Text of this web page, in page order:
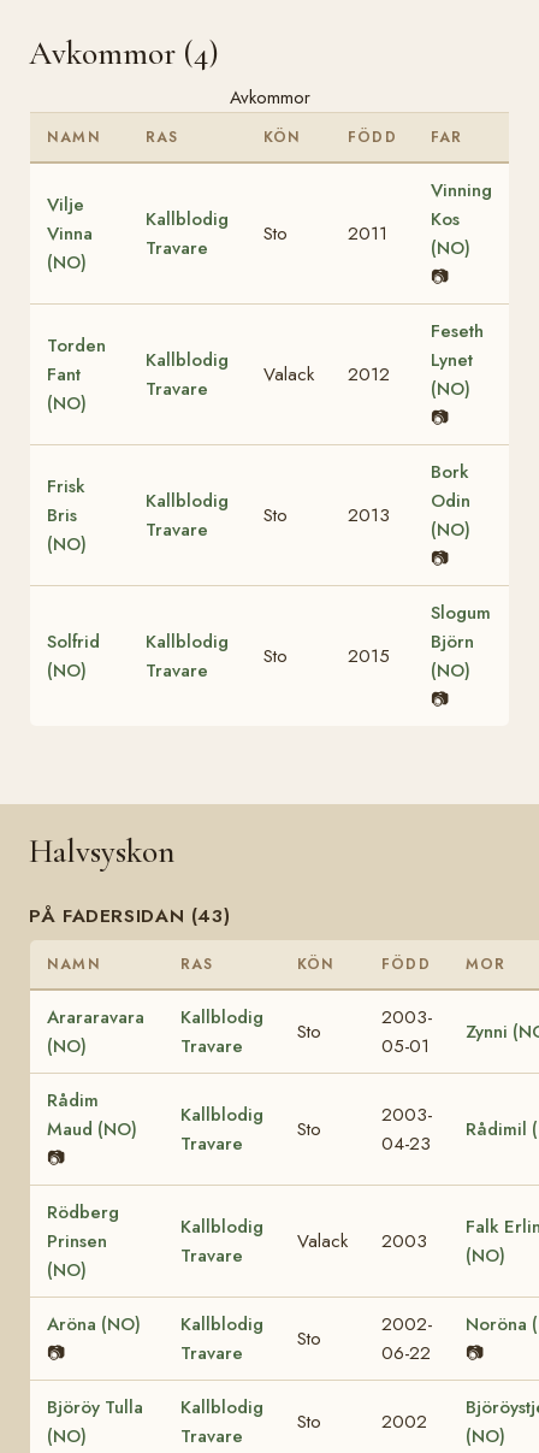
Avkommor (4)
Avkommor
NAMN RAS KÖN FÖDD FAR
Vilje
Vinna
(NO)
Kallblodig
Travare
Sto 2011
Vinning
Kos
(NO)
📷
Torden
Fant
(NO)
Kallblodig
Travare
Valack 2012
Feseth
Lynet
(NO)
📷
Frisk
Bris
(NO)
Kallblodig
Travare
Sto 2013
Bork
Odin
(NO)
📷
Solfrid
(NO)
Kallblodig
Travare
Sto 2015
Slogum
Björn
(NO)
📷
Halvsyskon
PÅ FADERSIDAN (43)
NAMN RAS KÖN FÖDD MOR
Arararavara
(NO)
Kallblodig
Travare
Sto
2003-
05-01
Zynni
Rådim
Maud (NO)
📷
Kallblodig
Travare
Sto
2003-
04-23
Rådimil
Rödberg
Prinsen
(NO)
Kallblodig
Travare
Valack 2003
Falk
(NO)
Aröna (NO)
📷
Kallblodig
Travare
Sto
2002-
06-22
Noröna
📷
Björöy Tulla
(NO)
Kallblodig
Travare
Sto 2002
(NO)